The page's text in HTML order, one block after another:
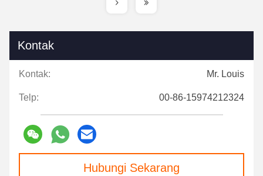
Kontak
Kontak: Mr. Louis
Telp: 00-86-15974212324
Hubungi Sekarang